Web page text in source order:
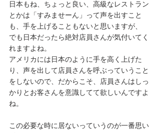
日本もね、ちょっと良い、高級なレストラン
とかは「すみませーん」って声を出すこと
も、手を上げることもないと思いますが、
でも日本だったら絶対店員さんが気付いてく
れますよね。
アメリカには日本のように手を高く上げた
り、声を出して店員さんを呼ぶっていうこと
をしないので、だからこそ、店員さんはしっ
かりとお客さんを意識してて欲しいんですよ
ね。
この必要な時に居ないっていうのが一番思い